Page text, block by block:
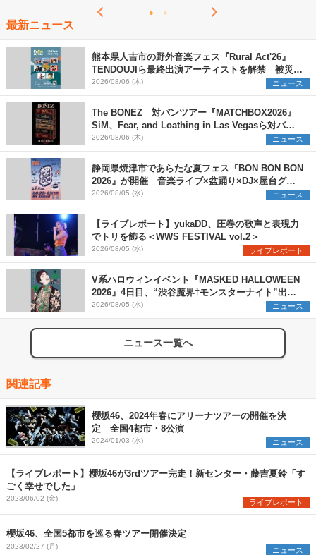
最新ニュース
熊本県人吉市の野外音楽フェス『Rural Act'26』
TENDOUJIら最終出演アーティストを解禁 被災地
支援プロジェクトの始動も発表
2026/08/06 (木) ニュース
The BONEZ 対バンツアー『MATCHBOX2026』
SiM、Fear, and Loathing in Las Vegasら対バン
アーティストを一斉解禁
2026/08/06 (木) ニュース
静岡県焼津市であらたな夏フェス『BON BON BON
2026』が開催 音楽ライブ×盆踊り×DJ×屋台グル
メ×ランタンナイトで彩る2日間
2026/08/05 (水) ニュース
【ライブレポート】yukaDD、圧巻の歌声と表現力
でトリを飾る＜WWS FESTIVAL vol.2＞
2026/08/05 (水) ライブレポート
V系ハロウィンイベント『MASKED HALLOWEEN
2026』4日目、“渋谷魔界†モンスターナイト”出演6
組を発表
2026/08/05 (水) ニュース
ニュース一覧へ
関連記事
櫻坂46、2024年春にアリーナツアーの開催を決
定 全国4都市・8公演
2024/01/03 (水) ニュース
【ライブレポート】櫻坂46が3rdツアー完走！新センター・藤吉夏鈴「す
ごく幸せでした」
2023/06/02 (金) ライブレポート
櫻坂46、全国5都市を巡る春ツアー開催決定
2023/02/27 (月) ニュース